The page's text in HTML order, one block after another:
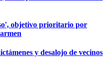
objetivo prioritario por
y desalojo de vecinos